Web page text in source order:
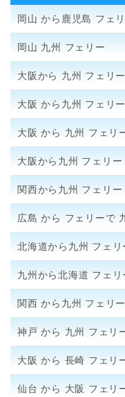
岡山 から鹿児島 フェ
岡山 九州 フェリー
大阪から 九州 フェリー
大阪 から九州 フェリー
大阪 から 九州 フェリ
大阪から九州 フェリー
関西から九州 フェリー
広島 から フェリーで
北海道から九州 フェリ
九州から北海道 フェリ
関西 から九州 フェリ
神戸 から 九州 フェリ
大阪 から 長崎 フェリ
仙台 から 大阪 フェリ